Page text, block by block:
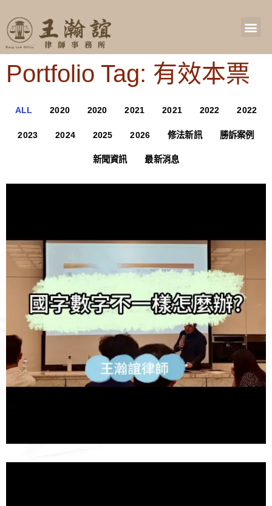
Portfolio Tag: 有效本票
ALL 2020 2020 2021 2021 2022 2022
2023 2024 2025 2026 修法新訊 勝訴案例
新聞資訊 最新消息